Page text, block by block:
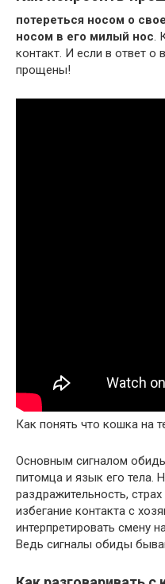
потереться носом о
носом в его милый нос.
контакт. И если в ответ о
прощены!
Как понять что кошка на
Основным сигналом
питомца и язык его тела.
раздражительность,
избегание контакта с
интерпретировать смену
Ведь сигналы обиды